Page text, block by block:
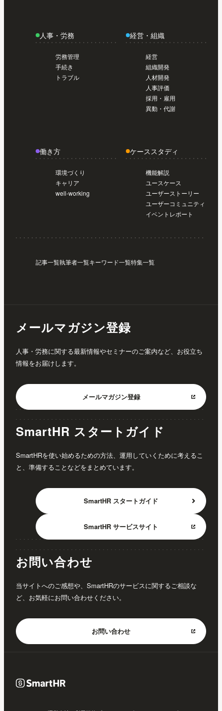
人事・労務
労務管理
手続き
トラブル
経営・組織
経営
組織開発
人材開発
人事評価
採用・雇用
異動・代謝
働き方
環境づくり
キャリア
well-working
ケーススタディ
機能解説
ユースケース
ユーザーストーリー
ユーザーコミュニティ
イベントレポート
記事一覧執筆者一覧キーワード一覧特集一覧
メールマガジン登録
人事・労務に関する最新情報やセミナーのご案内など、お役立ち
情報をお届けします。
メールマガジン登録
SmartHR スタートガイド
SmartHRを使い始めるための方法、運用していくために考えるこ
と、準備することなどをまとめています。
SmartHR スタートガイド
SmartHR サービスサイト
お問い合わせ
当サイトへのご感想や、SmartHRのサービスに関するご相談な
ど、お気軽にお問い合わせください。
お問い合わせ